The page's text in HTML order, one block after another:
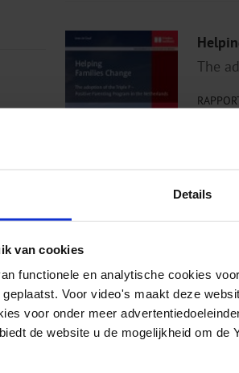
Details
van cookies
functionele en analytische cookies
Voor video's maakt deze
voor onder meer
de website u de mogelijkheid om
The
Dit
Triple